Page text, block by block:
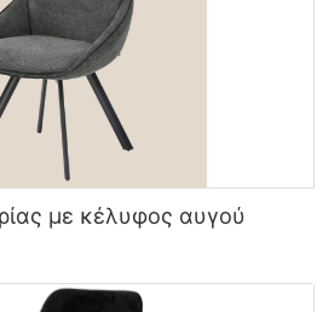
με κέλυφος αυγού